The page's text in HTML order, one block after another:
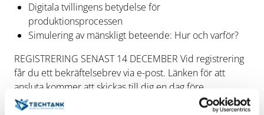
Digitala tvillingens betydelse för
produktionsprocessen
Simulering av mänskligt beteende: Hur och varför?
REGISTRERING SENAST 14 DECEMBER Vid registrering
får du ett bekräftelsebrev via e-post. Länken för att
ansluta kommer att skickas till dig en dag före
evenemanget.
Till mer information och anmälanEventet